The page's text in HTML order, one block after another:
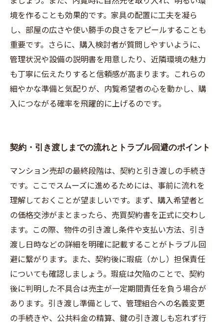
境を作ることも効果的です。家具の配置に工夫を凝ら
し、部屋の広さや使い勝手の良さをアピールすることも
重要です。さらに、購入検討者が質問しやすいように、
管理状況や設備の説明書を用意したり、近隣環境の魅力
も丁寧に伝えたりすると信頼感が高まります。これらの
細やかな準備と気配りが、内覧希望者の心を動かし、購
入につながる確率を飛躍的に上げるのです。
契約・引き渡しまでの流れとトラブル回避のポイント
マンション売却の最終段階は、契約と引き渡しの手続き
です。ここでスムーズに進めるためには、事前に流れを
理解しておくことが望ましいです。まず、購入希望者と
の価格交渉がまとまったら、売買契約書を正式に交わし
ます。この際、物件の引き渡し条件や支払い方法、引き
渡し日時などの詳細を明確に記載することがトラブル回
避に繋がります。また、契約後に瑕疵（かし）担保責任
についても確認しましょう。瑕疵は欠陥のことで、契約
後に判明した不具合は売主が一定期間責任を負う場合が
あります。引き渡し準備として、管理組合への名義変更
の手続きや、公共料金の精算、鍵の引き渡しも忘れず行